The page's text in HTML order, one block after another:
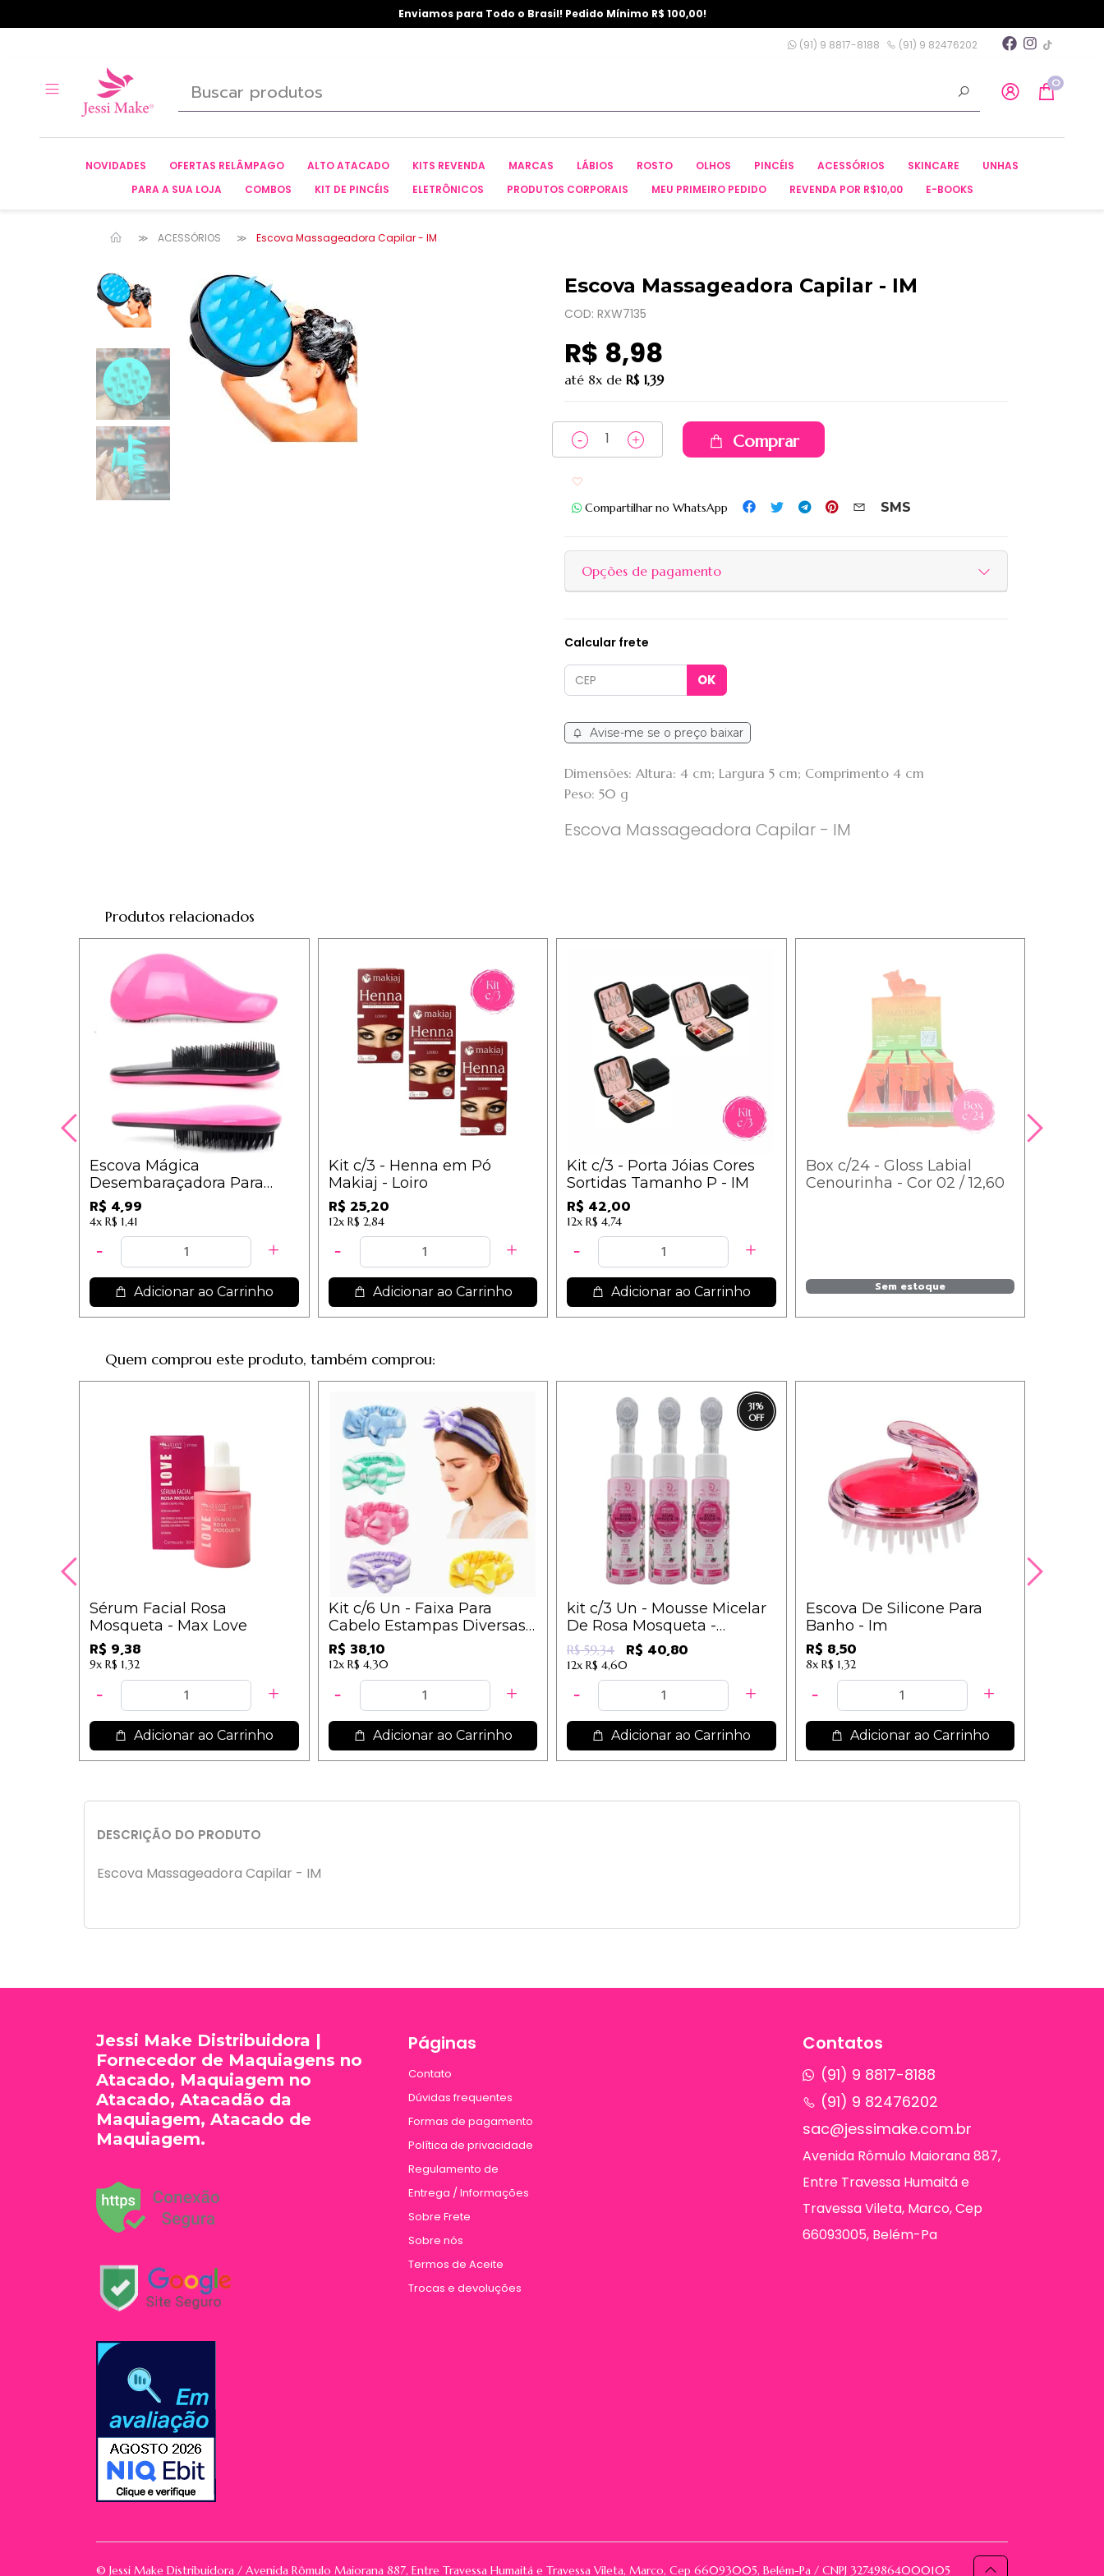
Enviamos para Todo o Brasil! Pedido Mínimo R$ 100,00!
(91) 9 8817-8188 (91) 9 82476202
0
NOVIDADES OFERTAS RELÂMPAGO ALTO ATACADO KITS REVENDA MARCAS LÁBIOS ROSTO OLHOS PINCÉIS ACESSÓRIOS SKINCARE
UNHAS
PARA A SUA LOJA
COMBOS KIT DE PINCÉIS ELETRÔNICOS PRODUTOS CORPORAIS MEU PRIMEIRO PEDIDO REVENDA POR R$10,00 E-BOOKS
ACESSÓRIOS Escova Massageadora Capilar - IM
Escova Massageadora Capilar - IM
COD: RXW7135
R$ 8,98
até 8x de R$ 1,39
Comprar
Compartilhar no WhatsApp
SMS
Opções de pagamento
Calcular frete
Avise-me se o preço baixar
Dimensões: Altura: 4 cm; Largura 5 cm; Comprimento 4 cm
Peso: 50 g
Escova Massageadora Capilar - IM
Produtos relacionados
Escova Mágica
Desembaraçadora Para
Cabelos Cores Sortidas - IM
R$ 4,99
4x R$ 1,41
Adicionar ao Carrinho
Kit c/3 - Henna em Pó
Makiaj - Loiro
R$ 25,20
12x R$ 2,84
Adicionar ao Carrinho
Kit c/3 - Porta Jóias Cores
Sortidas Tamanho P - IM
R$ 42,00
12x R$ 4,74
Adicionar ao Carrinho
Box c/24 - Gloss Labial
Cenourinha - Cor 02 / 12,60
Sem estoque
Quem comprou este produto, também comprou:
Sérum Facial Rosa
Mosqueta - Max Love
R$ 9,38
9x R$ 1,32
Adicionar ao Carrinho
Kit c/6 Un - Faixa Para
Cabelo Estampas Diversas -
IM
R$ 38,10
12x R$ 4,30
Adicionar ao Carrinho
31%
kit c/3 Un - Mousse Micelar
De Rosa Mosqueta -
PH0565 - Phállebeauty
R$ 59,34 R$ 40,80
12x R$ 4,60
Adicionar ao Carrinho
Escova De Silicone Para
Banho - Im
R$ 8,50
8x R$ 1,32
Adicionar ao Carrinho
DESCRIÇÃO DO PRODUTO
Escova Massageadora Capilar - IM
Contatos
(91) 9 8817-8188
(91) 9 82476202
sac@jessimake.com.br
Avenida Rômulo Maiorana 887,
Entre Travessa Humaitá e
Travessa Vileta, Marco, Cep
66093005, Belém-Pa
Páginas
Contato
Dúvidas frequentes
Formas de pagamento
Política de privacidade
Regulamento de
Entrega / Informações
Sobre Frete
Sobre nós
Termos de Aceite
Trocas e devoluções
Jessi Make Distribuidora |
Fornecedor de Maquiagens no
Atacado, Maquiagem no
Atacado, Atacadão da
Maquiagem, Atacado de
Maquiagem.
© Jessi Make Distribuidora / Avenida Rômulo Maiorana 887, Entre Travessa Humaitá e Travessa Vileta, Marco, Cep 66093005, Belém-Pa / CNPJ 32749864000105